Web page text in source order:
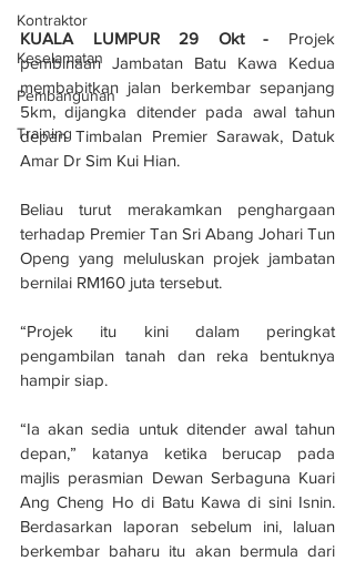
Kontraktor
Keselamatan
Pembangunan
Training
KUALA LUMPUR 29 Okt - Projek
pembinaan Jambatan Batu Kawa Kedua
membabitkan jalan berkembar sepanjang
5km, dijangka ditender pada awal tahun
depan Timbalan Premier Sarawak, Datuk
Amar Dr Sim Kui Hian.
Beliau turut merakamkan penghargaan
terhadap Premier Tan Sri Abang Johari Tun
Openg yang meluluskan projek jambatan
bernilai RM160 juta tersebut.
“Projek itu kini dalam peringkat
pengambilan tanah dan reka bentuknya
hampir siap.
“Ia akan sedia untuk ditender awal tahun
depan,” katanya ketika berucap pada
majlis perasmian Dewan Serbaguna Kuari
Ang Cheng Ho di Batu Kawa di sini Isnin.
Berdasarkan laporan sebelum ini, laluan
berkembar baharu itu akan bermula dari